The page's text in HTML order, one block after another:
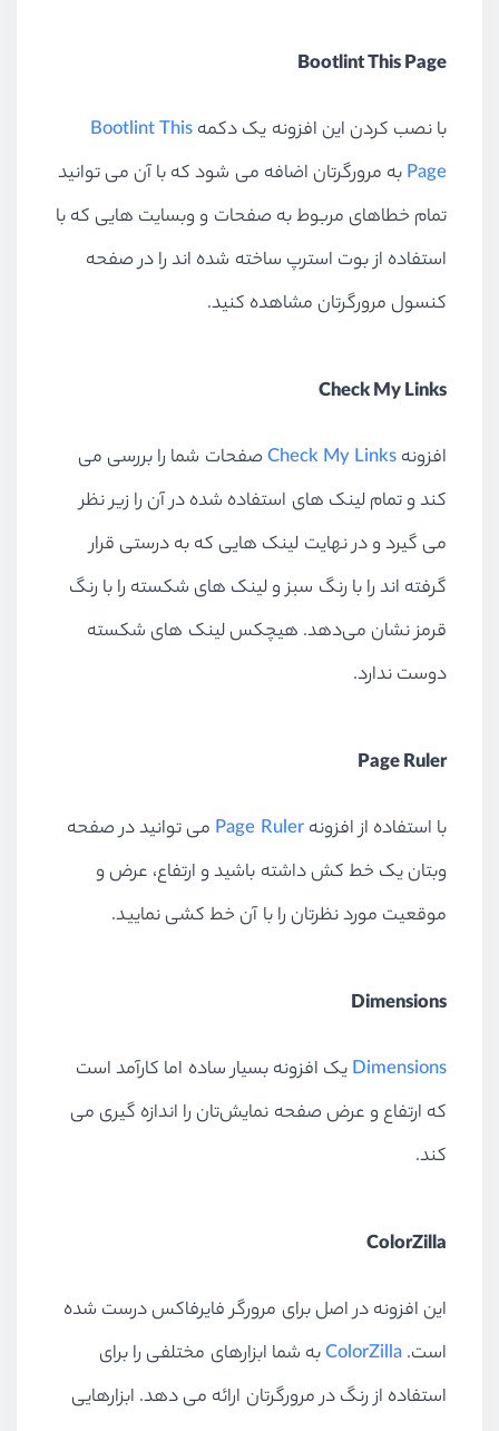
Bootlint This Page
با نصب کردن این افزونه یک دکمهBootlint This
Pageبه مرورگر‌تان اضافه می شود که با آن می توانید
تمام خطاهای مربوط به صفحات و وبسایت هایی که با
استفاده از بوت استرپ ساخته شده اند را در صفحه
کنسول مرورگر‌تان مشاهده کنید.
Check My Links
افزونهCheck My Linksصفحات شما را بررسی می
کند و تمام لینک های استفاده شده در آن را زیر نظر
می گیرد و در نهایت لینک هایی که به درستی قرار
گرفته اند را با رنگ سبز و لینک های شکسته را با رنگ
قرمز نشان می‌دهد. هیچکس لینک های شکسته
دوست ندارد.
Page Ruler
با استفاده از افزونهPage Ruler می توانید در صفحه
وبتان یک خط کش داشته باشید و ارتفاع، عرض و
موقعیت مورد نظرتان را با آن خط کشی نمایید.
Dimensions
Dimensionsیک افزونه بسیار ساده اما کارآمد است
که ارتفاع و عرض صفحه نمایش‌تان را اندازه گیری می
کند.
ColorZilla
این افزونه در اصل برای مرورگر فایرفاکس درست شده
است.ColorZillaبه شما ابزارهای مختلفی را برای
استفاده از رنگ در مرورگر‌تان ارائه می دهد. ابزارهایی